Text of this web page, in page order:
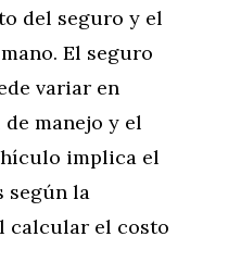
del seguro y el
El seguro
variar en
manejo y el
implica el
según la
calcular el costo